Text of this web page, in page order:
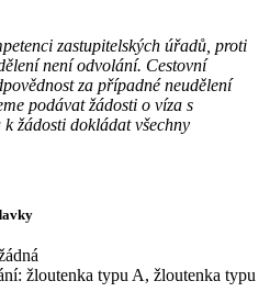
zastupitelských úřadů, proti
není odvolání. Cestovní
za případné neudělení
podávat žádosti o víza s
žádosti dokládat všechny
žloutenka typu A, žloutenka typu